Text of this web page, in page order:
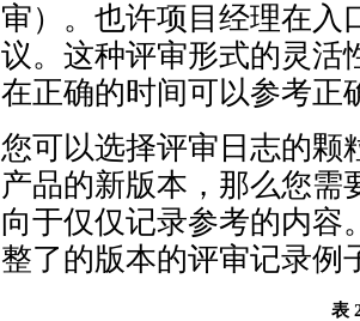
审）。也许项目经理在入
议。这种评审形式的灵活
在正确的时间可以参考正
您可以选择评审日志的颗
产品的新版本，那么您需
向于仅仅记录参考的内容
整了的版本的评审记录例
表